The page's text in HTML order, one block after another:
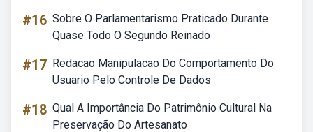
#16 Sobre O Parlamentarismo Praticado Durante
Quase Todo O Segundo Reinado
#17 Redacao Manipulacao Do Comportamento Do
Usuario Pelo Controle De Dados
#18 Qual A Importância Do Patrimônio Cultural Na
Preservação Do Artesanato